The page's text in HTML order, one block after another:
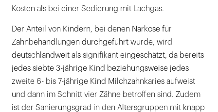
Kosten als bei einer Sedierung mit Lachgas.
Der Anteil von Kindern, bei denen Narkose für
Zahnbehandlungen durchgeführt wurde, wird
deutschlandweit als signifikant eingeschätzt, da bereits
jedes siebte 3-jährige Kind beziehungsweise jedes
zweite 6- bis 7-jährige Kind Milchzahnkaries aufweist
und dann im Schnitt vier Zähne betroffen sind. Zudem
ist der Sanierungsgrad in den Altersgruppen mit knapp